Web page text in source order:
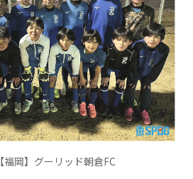
【福岡】グーリッド朝倉FC